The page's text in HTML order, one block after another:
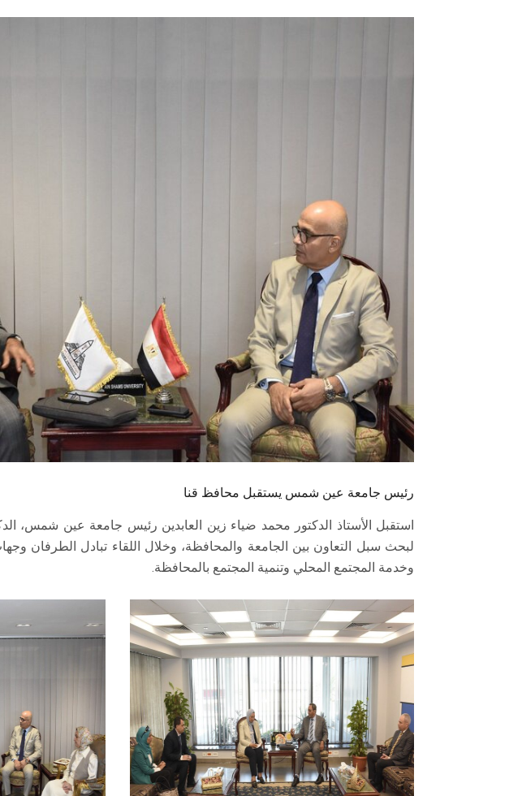
رئيس جامعة عين شمس يستقبل محافظ قنا
استقبل الأستاذ الدكتور محمد ضياء زين العابدين رئيس جامعة عين شمس،
لبحث سبل التعاون بين الجامعة والمحافظة، وخلال اللقاء تبادل الطرفان
وخدمة المجتمع المحلي وتنمية المجتمع بالمحافظة.